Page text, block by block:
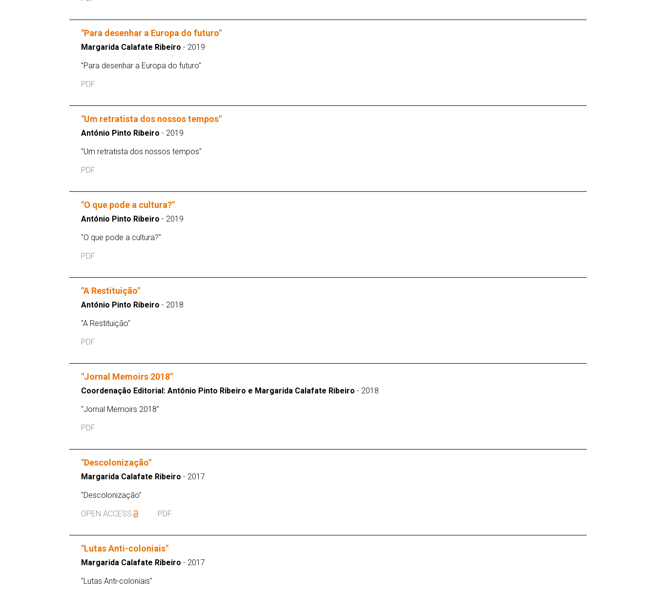
"Para desenhar a Europa do futuro"
Margarida Calafate Ribeiro- 2019
"Para desenhar a Europa do futuro"
PDF
"Um retratista dos nossos tempos"
António Pinto Ribeiro - 2019
"Um retratista dos nossos tempos"
PDF
"O que pode a cultura?"
António Pinto Ribeiro - 2019
"O que pode a cultura?"
PDF
"A Restituição"
António Pinto Ribeiro - 2018
"A Restituição"
PDF
"Jornal Memoirs 2018"
Coordenação Editorial: António Pinto Ribeiro e Margarida Calafate Ribeiro - 2018
"Jornal Memoirs 2018"
PDF
"Descolonização"
Margarida Calafate Ribeiro - 2017
"Descolonização"
OPEN ACCESS
PDF
"Lutas Anti-coloniais"
Margarida Calafate Ribeiro - 2017
"Lutas Anti-coloniais"